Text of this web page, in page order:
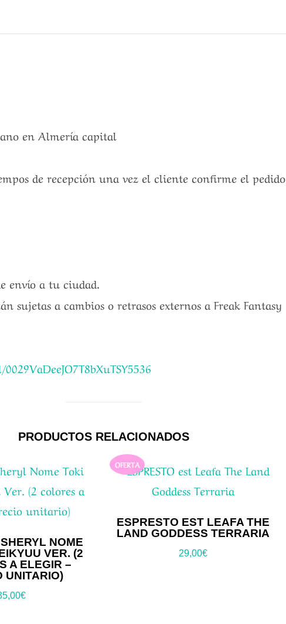
en Almería capital
de recepción una vez el cliente confirme el pedido
envío a tu ciudad.
sujetas a cambios o retrasos externos a Freak Fantasy
PRODUCTOS RELACIONADOS
NOME
VER. (2
A ELEGIR –
UNITARIO)
€
OFERTA
ESPRESTO EST LEAFA THE
LAND GODDESS TERRARIA
29,00€